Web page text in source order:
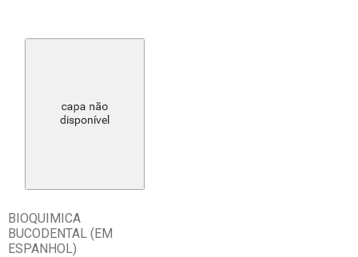
BIOQUIMICA
BUCODENTAL (EM
ESPANHOL)